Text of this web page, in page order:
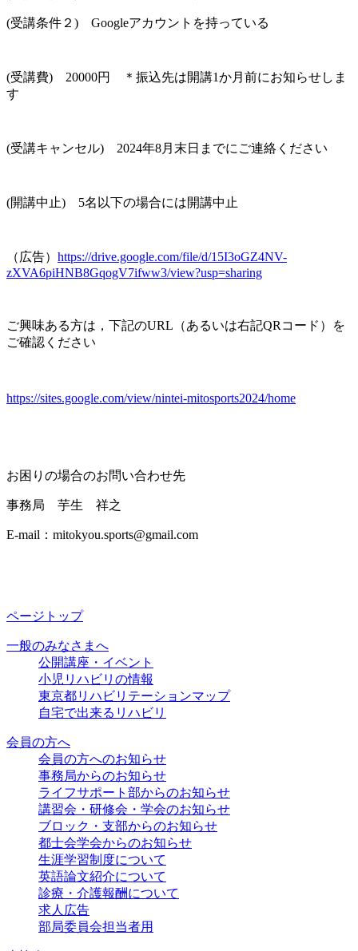
(受講条件２) Googleアカウントを持っている
(受講費) 20000円 ＊振込先は開講1か月前にお知らせしま
す
(受講キャンセル) 2024年8月末日までにご連絡ください
(開講中止) 5名以下の場合には開講中止
（広告） https://drive.google.com/file/d/15I3oGZ4NV-
zXVA6piHNB8GqogV7ifww3/view?usp=sharing
ご興味ある方は，下記のURL（あるいは右記QRコード）を
ご確認ください
https://sites.google.com/view/nintei-mitosports2024/home
お困りの場合のお問い合わせ先
事務局 芋生 祥之
E-mail：mitokyou.sports@gmail.com
ページトップ
一般のみなさまへ
公開講座・イベント
小児リハビリの情報
東京都リハビリテーションマップ
自宅で出来るリハビリ
会員の方へ
会員の方へのお知らせ
事務局からのお知らせ
ライフサポート部からのお知らせ
講習会・研修会・学会のお知らせ
ブロック・支部からのお知らせ
都士会学会からのお知らせ
生涯学習制度について
英語論文紹介について
診療・介護報酬について
求人広告
部局委員会担当者用